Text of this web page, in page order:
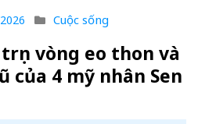
Cuộc sống
vòng eo thon và
của 4 mỹ nhân Sen